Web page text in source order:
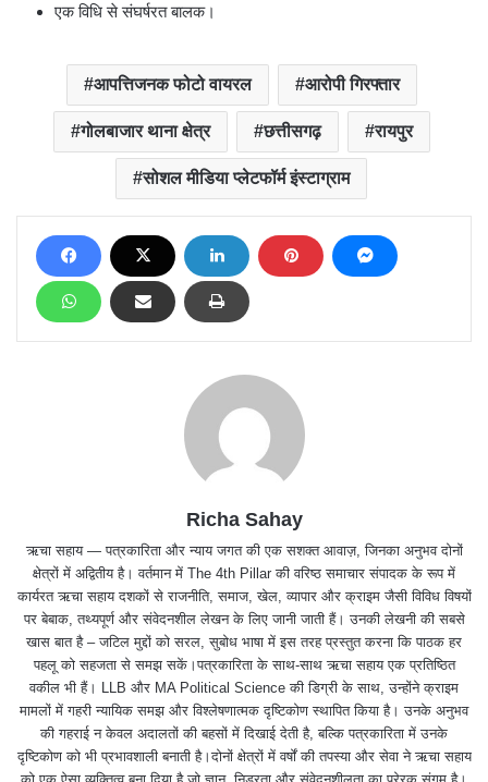
एक विधि से संघर्षरत बालक।
आपत्तिजनक फोटो वायरल आरोपी गिरफ्तार
गोलबाजार थाना क्षेत्र छत्तीसगढ़ रायपुर
सोशल मीडिया प्लेटफॉर्म इंस्टाग्राम
Richa Sahay
ऋचा सहाय — पत्रकारिता और न्याय जगत की एक सशक्त आवाज़, जिनका अनुभव दोनों
क्षेत्रों में अद्वितीय है। वर्तमान में The 4th Pillar की वरिष्ठ समाचार संपादक के रूप में
कार्यरत ऋचा सहाय दशकों से राजनीति, समाज, खेल, व्यापार और क्राइम जैसी विविध विषयों
पर बेबाक, तथ्यपूर्ण और संवेदनशील लेखन के लिए जानी जाती हैं। उनकी लेखनी की सबसे
खास बात है – जटिल मुद्दों को सरल, सुबोध भाषा में इस तरह प्रस्तुत करना कि पाठक हर
पहलू को सहजता से समझ सकें।पत्रकारिता के साथ-साथ ऋचा सहाय एक प्रतिष्ठित
वकील भी हैं। LLB और MA Political Science की डिग्री के साथ, उन्होंने क्राइम
मामलों में गहरी न्यायिक समझ और विश्लेषणात्मक दृष्टिकोण स्थापित किया है। उनके अनुभव
की गहराई न केवल अदालतों की बहसों में दिखाई देती है, बल्कि पत्रकारिता में उनके
दृष्टिकोण को भी प्रभावशाली बनाती है।दोनों क्षेत्रों में वर्षों की तपस्या और सेवा ने ऋचा सहाय